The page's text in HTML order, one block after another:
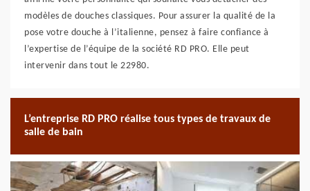
modèles de douches classiques. Pour assurer la qualité de la
pose votre douche à l’italienne, pensez à faire confiance à
l’expertise de l’équipe de la société RD PRO. Elle peut
intervenir dans tout le 22980.
L’entreprise RD PRO réalise tous types de travaux de
salle de bain